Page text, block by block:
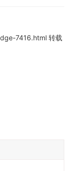
7416.html 转载